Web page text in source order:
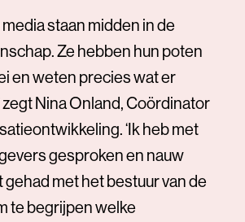
media staan midden in de
Ze hebben hun poten
en weten precies wat er
zegt Nina Onland, Coördinator
‘Ik heb met
gesproken en nauw
met het bestuur van de
te begrijpen welke